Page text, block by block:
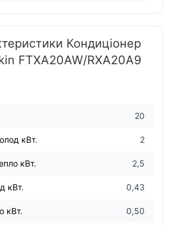
Кондиціонер
FTXA20AW/RXA20A9
20
кВт. 2
кВт. 2,5
кВт. 0,43
кВт. 0,50